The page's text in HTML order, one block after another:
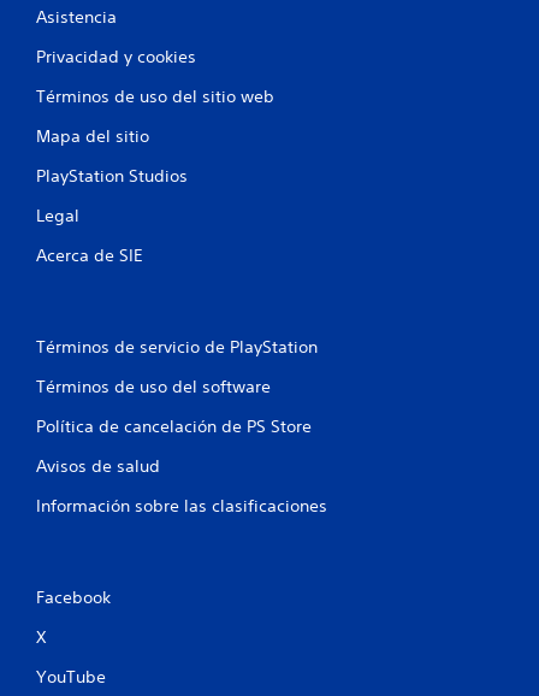
e
e
j
g
s
o
t
r
l
s
.
Asistencia
Privacidad y cookies
Términos de uso del sitio web
Mapa del sitio
PlayStation Studios
Legal
Acerca de SIE
Términos de servicio de PlayStation
Términos de uso del software
Política de cancelación de PS Store
Avisos de salud
Información sobre las clasificaciones
Facebook
X
YouTube